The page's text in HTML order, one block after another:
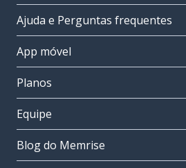
Ajuda e Perguntas frequentes
App móvel
Planos
Equipe
Blog do Memrise